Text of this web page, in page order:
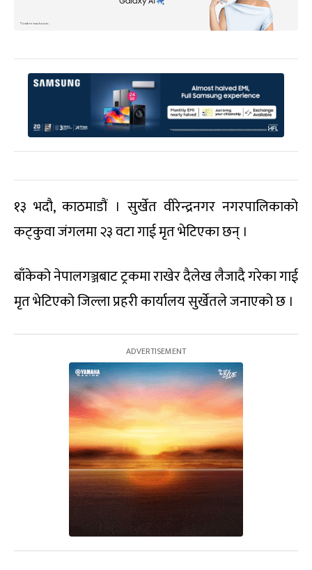
१३ भदौ, काठमाडौं । सुर्खेत वीरेन्द्रनगर नगरपालिकाको
कट्कुवा जंगलमा २३ वटा गाई मृत भेटिएका छन् ।
बाँकेको नेपालगञ्जबाट ट्रकमा राखेर दैलेख लैजादै गरेका गाई
मृत भेटिएको जिल्ला प्रहरी कार्यालय सुर्खेतले जनाएको छ ।